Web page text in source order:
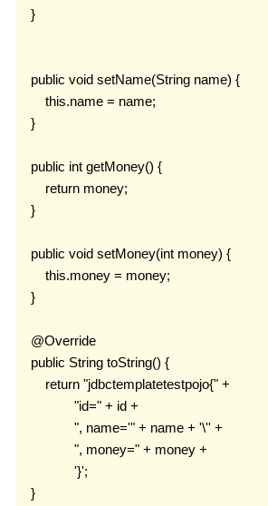
    }
    public void setName(String name) {
        this.name = name;
    }
    public int getMoney() {
        return money;
    }
    public void setMoney(int money) {
        this.money = money;
    }
    @Override
    public String toString() {
        return "jdbctemplatetestpojo{" +
                "id=" + id +
                ", name='" + name + '\'' +
                ", money=" + money +
                '}';
    }